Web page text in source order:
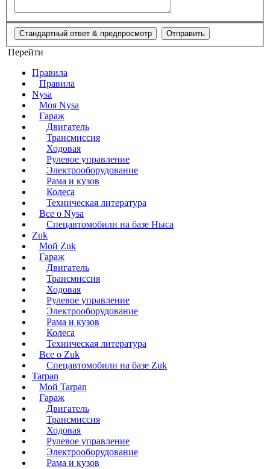
Перейти
Правила
Правила
Nysa
Моя Nysa
Гараж
Двигатель
Трансмиссия
Ходовая
Рулевое управление
Электрооборудование
Рама и кузов
Колеса
Техническая литература
Все о Nysa
Спецавтомобили на базе Ныса
Zuk
Мой Zuk
Гараж
Двигатель
Трансмиссия
Ходовая
Рулевое управление
Электрооборудование
Рама и кузов
Колеса
Техническая литература
Все о Zuk
Спецавтомобили на базе Zuk
Tarpan
Мой Tarpan
Гараж
Двигатель
Трансмиссия
Ходовая
Рулевое управление
Электрооборудование
Рама и кузов